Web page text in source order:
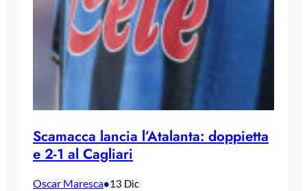
Scamacca lancia l’Atalanta: doppietta
e 2-1 al Cagliari
Oscar Maresca•13 Dic